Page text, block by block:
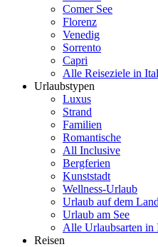
Comer See
Florenz
Venedig
Sorrento
Capri
Alle Reiseziele in
Urlaubstypen
Luxus
Strand
Familien
Romantische
All Inclusive
Bergferien
Kunststadt
Wellness-Urlaub
Urlaub auf dem
Urlaub am See
Alle Urlaubsarten in
Reisen